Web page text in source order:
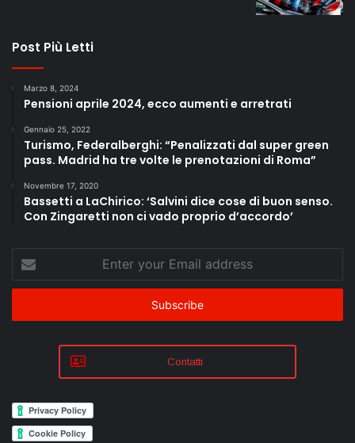
Post Più Letti
Marzo 8, 2024
Pensioni aprile 2024, ecco aumenti e arretrati
Gennaio 25, 2022
Turismo, Federalberghi: “Penalizzati dal super green
pass. Madrid ha tre volte le prenotazioni di Roma”
Novembre 17, 2020
Bassetti a LaChirico: ‘Salvini dice cose di buon senso.
Con Zingaretti non ci vado proprio d’accordo’
your
Email
Contatti